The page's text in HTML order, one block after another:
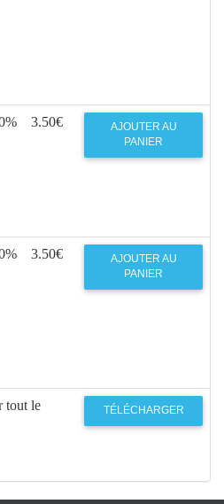
3.50€
AJOUTER AU
PANIER
3.50€
AJOUTER AU
PANIER
tout le
TÉLÉCHARGER